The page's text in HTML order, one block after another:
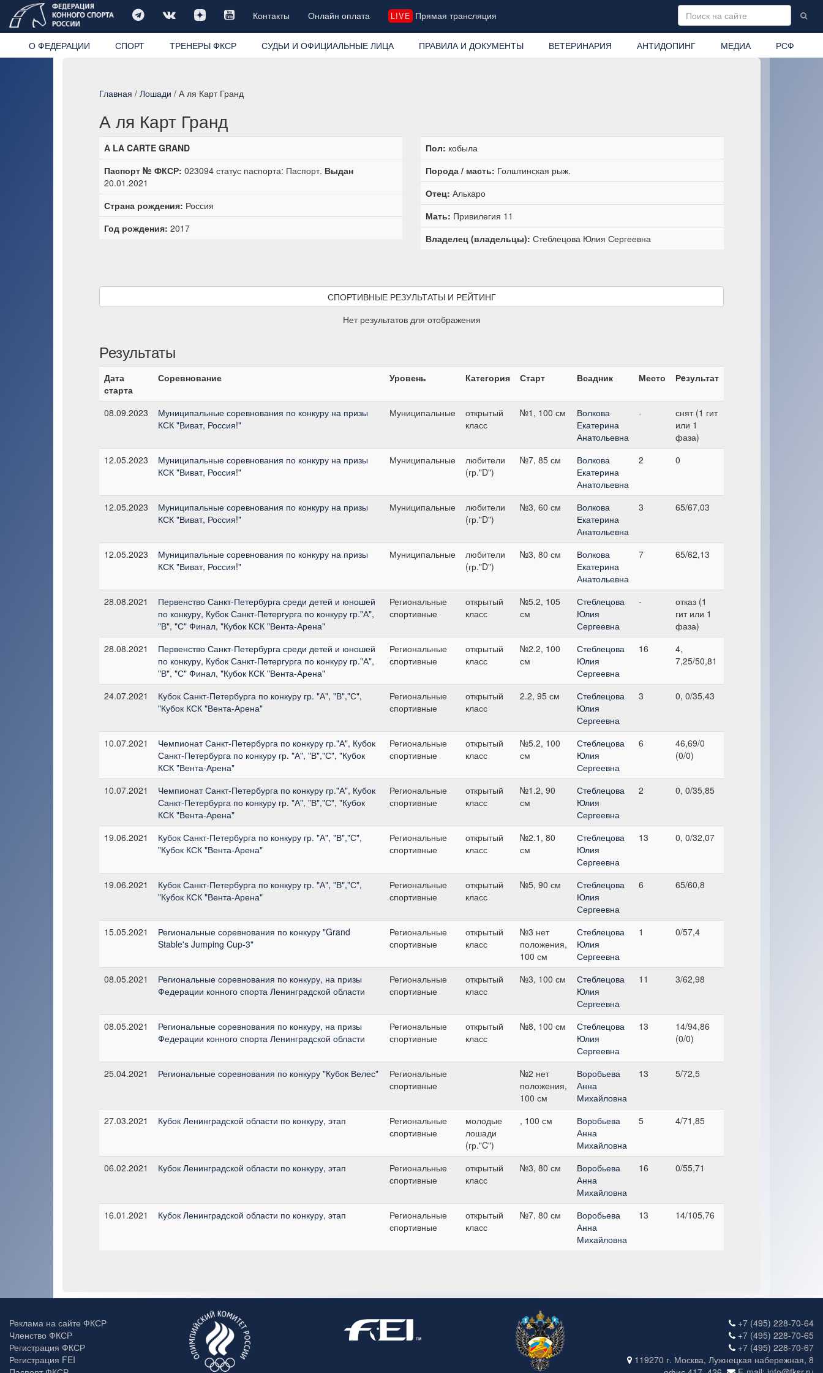
Контакты Онлайн оплата LIVE Прямая трансляция
О ФЕДЕРАЦИИ СПОРТ ТРЕНЕРЫ ФКСР СУДЬИ И ОФИЦИАЛЬНЫЕ ЛИЦА ПРАВИЛА И ДОКУМЕНТЫ ВЕТЕРИНАРИЯ АНТИДОПИНГ МЕДИА РСФ
Главная / Лошади / А ля Карт Гранд
А ля Карт Гранд
A LA CARTE GRAND
Паспорт № ФКСР: 023094 статус паспорта: Паспорт. Выдан
20.01.2021
Страна рождения: Россия
Год рождения: 2017
Пол: кобыла
Порода / масть: Голштинская рыж.
Отец: Алькаро
Мать: Привилегия 11
Владелец (владельцы): Стеблецова Юлия Сергеевна
СПОРТИВНЫЕ РЕЗУЛЬТАТЫ И РЕЙТИНГ
Нет результатов для отображения
Результаты
Дата
старта
Соревнование Уровень Категория Старт Всадник Место Рeзультат
08.09.2023
Муниципальные соревнования по конкуру на призы
КСК "Виват, Россия!"
Муниципальные
открытый
класс
№1, 100 см
Волкова
Екатерина
Анатольевна
-
снят (1 гит
или 1
фаза)
12.05.2023
Муниципальные соревнования по конкуру на призы
КСК "Виват, Россия!"
Муниципальные
любители
(гр."D")
№7, 85 см
Волкова
Екатерина
Анатольевна
2 0
12.05.2023
Муниципальные соревнования по конкуру на призы
КСК "Виват, Россия!"
Муниципальные
любители
(гр."D")
№3, 60 см
Волкова
Екатерина
Анатольевна
3 65/67,03
12.05.2023
Муниципальные соревнования по конкуру на призы
КСК "Виват, Россия!"
Муниципальные
любители
(гр."D")
№3, 80 см
Волкова
Екатерина
Анатольевна
7 65/62,13
28.08.2021
Первенство Санкт-Петербурга среди детей и юношей
по конкуру, Кубок Санкт-Петергурга по конкуру гр."А",
"В", "С" Финал, "Кубок КСК "Вента-Арена"
Региональные
спортивные
открытый
класс
№5.2, 105
см
Стеблецова
Юлия
Сергеевна
-
отказ (1
гит или 1
фаза)
28.08.2021
Первенство Санкт-Петербурга среди детей и юношей
по конкуру, Кубок Санкт-Петергурга по конкуру гр."А",
"В", "С" Финал, "Кубок КСК "Вента-Арена"
Региональные
спортивные
открытый
класс
№2.2, 100
см
Стеблецова
Юлия
Сергеевна
16
4,
7,25/50,81
24.07.2021
Кубок Санкт-Петербурга по конкуру гр. "А", "В","С",
"Кубок КСК "Вента-Арена"
Региональные
спортивные
открытый
класс
2.2, 95 см
Стеблецова
Юлия
Сергеевна
3 0, 0/35,43
10.07.2021
Чемпионат Санкт-Петербурга по конкуру гр."А", Кубок
Санкт-Петербурга по конкуру гр. "А", "В","С", "Кубок
КСК "Вента-Арена"
Региональные
спортивные
открытый
класс
№5.2, 100
см
Стеблецова
Юлия
Сергеевна
6
46,69/0
(0/0)
10.07.2021
Чемпионат Санкт-Петербурга по конкуру гр."А", Кубок
Санкт-Петербурга по конкуру гр. "А", "В","С", "Кубок
КСК "Вента-Арена"
Региональные
спортивные
открытый
класс
№1.2, 90
см
Стеблецова
Юлия
Сергеевна
2 0, 0/35,85
19.06.2021
Кубок Санкт-Петербурга по конкуру гр. "А", "В","С",
"Кубок КСК "Вента-Арена"
Региональные
спортивные
открытый
класс
№2.1, 80
см
Стеблецова
Юлия
Сергеевна
13 0, 0/32,07
19.06.2021
Кубок Санкт-Петербурга по конкуру гр. "А", "В","С",
"Кубок КСК "Вента-Арена"
Региональные
спортивные
открытый
класс
№5, 90 см
Стеблецова
Юлия
Сергеевна
6 65/60,8
15.05.2021
Региональные соревнования по конкуру "Grand
Stable's Jumping Cup-3"
Региональные
спортивные
открытый
класс
№3 нет
положения,
100 см
Стеблецова
Юлия
Сергеевна
1 0/57,4
08.05.2021
Региональные соревнования по конкуру, на призы
Федерации конного спорта Ленинградской области
Региональные
спортивные
открытый
класс
№3, 100 см
Стеблецова
Юлия
Сергеевна
11 3/62,98
08.05.2021
Региональные соревнования по конкуру, на призы
Федерации конного спорта Ленинградской области
Региональные
спортивные
открытый
класс
№8, 100 см
Стеблецова
Юлия
Сергеевна
13
14/94,86
(0/0)
25.04.2021 Региональные соревнования по конкуру "Кубок Велес"
Региональные
спортивные
№2 нет
положения,
100 см
Воробьева
Анна
Михайловна
13 5/72,5
27.03.2021 Кубок Ленинградской области по конкуру, этап
Региональные
спортивные
молодые
лошади
(гр."C")
, 100 см
Воробьева
Анна
Михайловна
5 4/71,85
06.02.2021 Кубок Ленинградской области по конкуру, этап
Региональные
спортивные
открытый
класс
№3, 80 см
Воробьева
Анна
Михайловна
16 0/55,71
16.01.2021 Кубок Ленинградской области по конкуру, этап
Региональные
спортивные
открытый
класс
№7, 80 см
Воробьева
Анна
Михайловна
13 14/105,76
Реклама на сайте ФКСР
Членство ФКСР
Регистрация ФКСР
Регистрация FEI
+7 (495) 228-70-64
+7 (495) 228-70-65
+7 (495) 228-70-67
119270 г. Москва, Лужнецкая набережная, 8